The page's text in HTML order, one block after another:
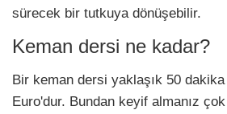
sürecek bir tutkuya dönüşebilir.
Keman dersi ne kadar?
Bir keman dersi yaklaşık 50
Euro'dur. Bundan keyif almanız